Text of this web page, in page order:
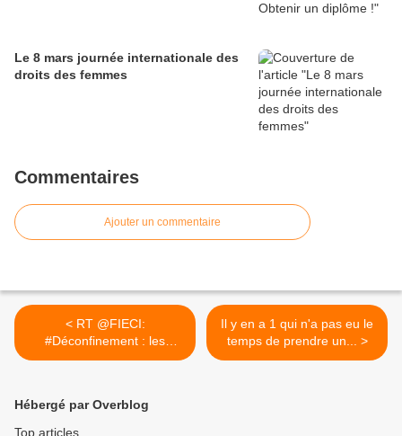
Le 8 mars journée internationale des
droits des femmes
Commentaires
Ajouter un commentaire
< RT @FIECI:
#Déconfinement : les
#Syndicats entre...
Il y en a 1 qui n'a pas eu le
temps de prendre un... >
Hébergé par Overblog
Top articles